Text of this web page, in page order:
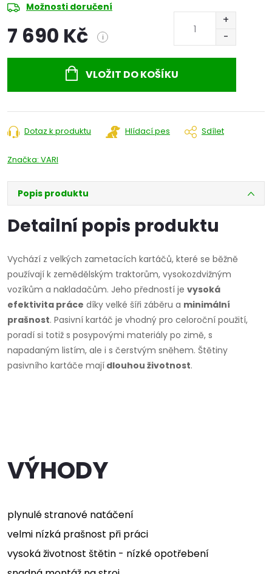
Možnosti doručení
7 690 Kč i
VLOŽIT DO KOŠÍKU
Dotaz k produktu Hlídací pes Sdílet
Značka: VARI
Popis produktu
Detailní popis produktu
Vychází z velkých zametacích kartáčů, které se běžně
používají k zemědělským traktorům, vysokozdvižným
vozíkům a nakladačům. Jeho předností je vysoká
efektivita práce díky velké šíři záběru a minimální
prašnost. Pasivní kartáč je vhodný pro celoroční použití,
poradí si totiž s posypovými materiály po zimě, s
napadaným listím, ale i s čerstvým sněhem. Štětiny
pasivního kartáče mají dlouhou životnost.
VÝHODY
plynulé stranové natáčení
velmi nízká prašnost při práci
vysoká životnost štětin - nízké opotřebení